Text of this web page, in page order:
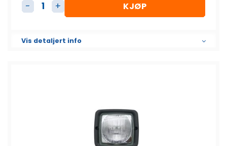
Arbeidslampe Halogen 24 V antall
KJØP
Vis detaljert info